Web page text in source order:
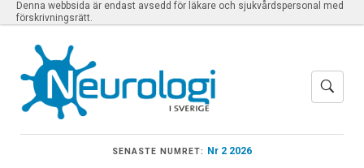
Denna webbsida är endast avsedd för läkare och sjukvårdspersonal med
förskrivningsrätt.
SENASTE NUMRET: Nr 2 2026